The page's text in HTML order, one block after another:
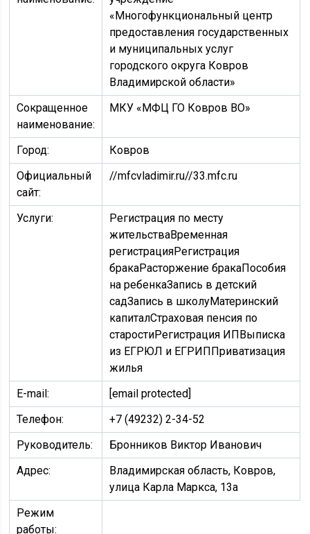
«Многофункциональный центр
предоставления государственных
и муниципальных услуг
городского округа Ковров
Владимирской области»
Сокращенное
наименование:
МКУ «МФЦ ГО Ковров ВО»
Город:
Ковров
Официальный
сайт:
//mfcvladimir.ru//33.mfc.ru
Услуги:
Регистрация по месту
жительстваВременная
регистрацияРегистрация
бракаРасторжение бракаПособия
на ребенкаЗапись в детский
садЗапись в школуМатеринский
капиталСтраховая пенсия по
старостиРегистрация ИПВыписка
из ЕГРЮЛ и ЕГРИППриватизация
жилья
E-mail:
[email protected]
Телефон:
+7 (49232) 2-34-52
Руководитель:
Бронников Виктор Иванович
Адрес:
Владимирская область, Ковров,
улица Карла Маркса, 13а
Режим
работы: